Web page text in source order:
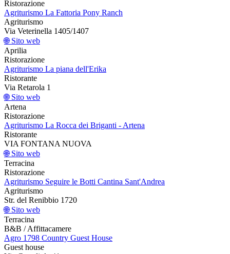
Ristorazione
Agriturismo La Fattoria Pony Ranch
Agriturismo
Via Veterinella 1405/1407
🌐 Sito web
Aprilia
Ristorazione
Agriturismo La piana dell'Erika
Ristorante
Via Retarola 1
🌐 Sito web
Artena
Ristorazione
Agriturismo La Rocca dei Briganti - Artena
Ristorante
VIA FONTANA NUOVA
🌐 Sito web
Terracina
Ristorazione
Agriturismo Seguire le Botti Cantina Sant'Andrea
Agriturismo
Str. del Renibbio 1720
🌐 Sito web
Terracina
B&B / Affittacamere
Agro 1798 Country Guest House
Guest house